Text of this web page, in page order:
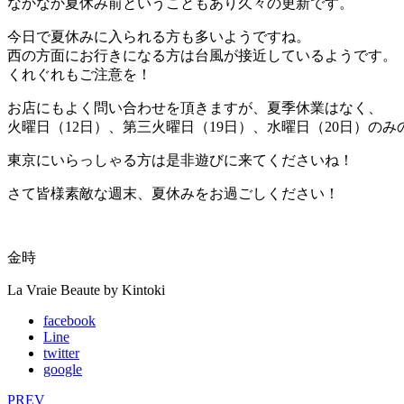
今日で夏休みに入られる方も多いようですね。
西の方面にお行きになる方は台風が接近しているようです。
くれぐれもご注意を！
お店にもよく問い合わせを頂きますが、夏季休業はなく、
火曜日（12日）、第三火曜日（19日）、水曜日（20日）のみ
東京にいらっしゃる方は是非遊びに来てくださいね！
さて皆様素敵な週末、夏休みをお過ごしください！
金時
La Vraie Beaute by Kintoki
facebook
Line
twitter
google
PREV